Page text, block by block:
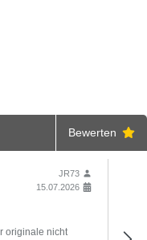
Bewerten
JR73
15.07.2026
originale nicht
Ich